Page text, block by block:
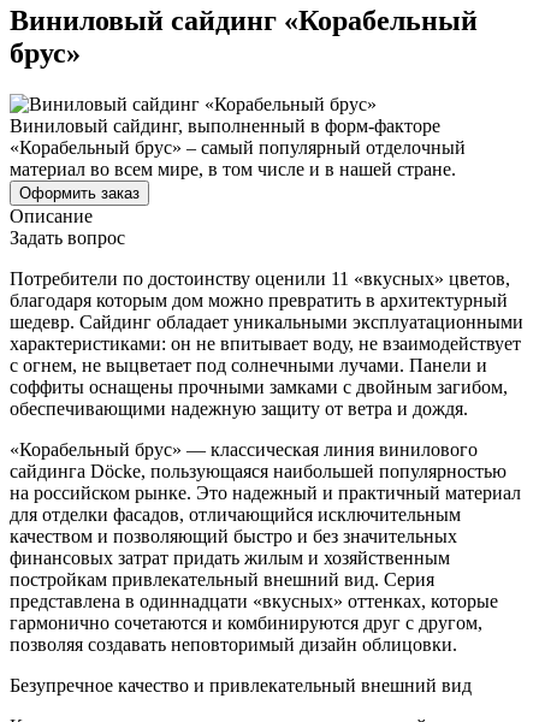
Виниловый сайдинг «Корабельный
брус»
Виниловый сайдинг, выполненный в форм-факторе
«Корабельный брус» – самый популярный отделочный
материал во всем мире, в том числе и в нашей стране.
Оформить заказ
Описание
Задать вопрос
Потребители по достоинству оценили 11 «вкусных» цветов,
благодаря которым дом можно превратить в архитектурный
шедевр. Сайдинг обладает уникальными эксплуатационными
характеристиками: он не впитывает воду, не взаимодействует
с огнем, не выцветает под солнечными лучами. Панели и
соффиты оснащены прочными замками с двойным загибом,
обеспечивающими надежную защиту от ветра и дождя.
«Корабельный брус» — классическая линия винилового
сайдинга Döcke, пользующаяся наибольшей популярностью
на российском рынке. Это надежный и практичный материал
для отделки фасадов, отличающийся исключительным
качеством и позволяющий быстро и без значительных
финансовых затрат придать жилым и хозяйственным
постройкам привлекательный внешний вид. Серия
представлена в одиннадцати «вкусных» оттенках, которые
гармонично сочетаются и комбинируются друг с другом,
позволяя создавать неповторимый дизайн облицовки.
Безупречное качество и привлекательный внешний вид